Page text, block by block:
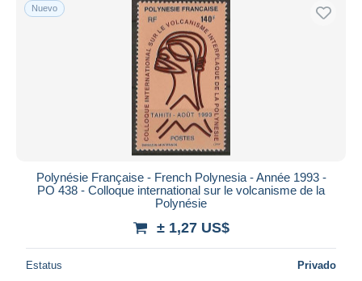
Nuevo
Polynésie Française - French Polynesia - Année 1993 -
PO 438 - Colloque international sur le volcanisme de la
Polynésie
± 1,27 US$
Estatus Privado